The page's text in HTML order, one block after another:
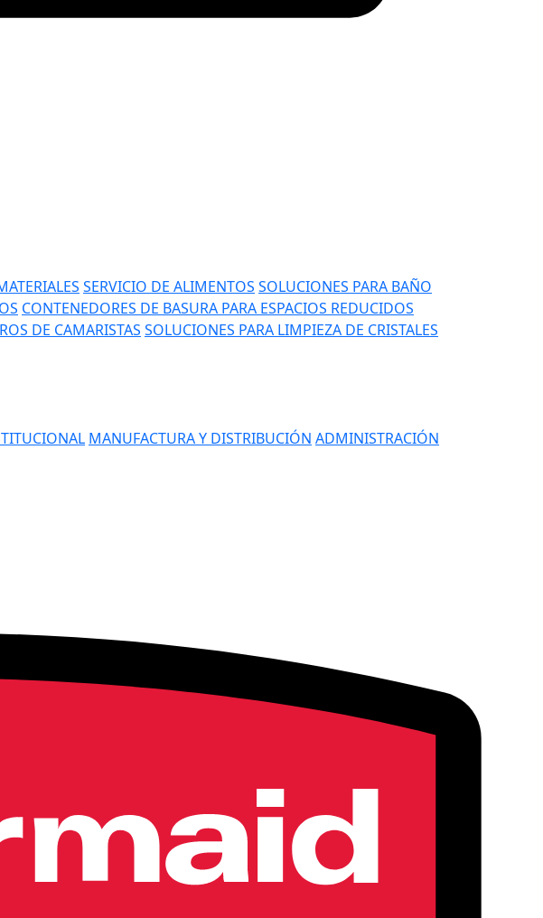
SERVICIO DE ALIMENTOS SOLUCIONES PARA BAÑO
CONTENEDORES DE BASURA PARA ESPACIOS REDUCIDOS
DE CAMARISTAS SOLUCIONES PARA LIMPIEZA DE CRISTALES
MANUFACTURA Y DISTRIBUCIÓN ADMINISTRACIÓN